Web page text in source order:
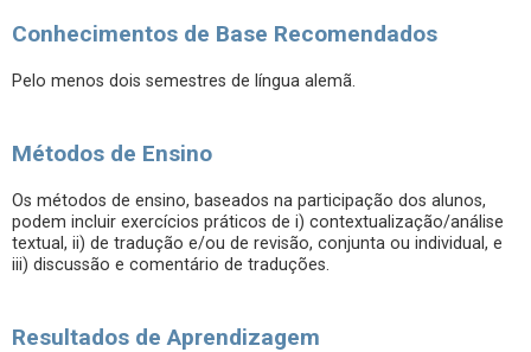
Conhecimentos de Base Recomendados
Pelo menos dois semestres de língua alemã.
Métodos de Ensino
Os métodos de ensino, baseados na participação dos alunos,
podem incluir exercícios práticos de i) contextualização/análise
textual, ii) de tradução e/ou de revisão, conjunta ou individual, e
iii) discussão e comentário de traduções.
Resultados de Aprendizagem